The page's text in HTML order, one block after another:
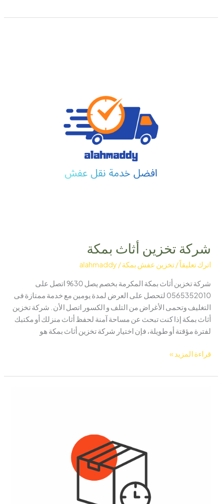
شركة تخزين أثاث بمكة
اترك تعليقاً/تخزين عفش بمكة/
alahmaddy
شركة تخزين أثاث بمكة المكرمة بخصم يصل 30% اتصل على
0565352010 لتحصل على العرض لمدة يومين مع خدمة ممتازة فى
التغليف وتحمى الأغراض من التلف و الكسور اتصل الأن. شركة تخزين
أثاث بمكة إذا كنت تبحث عن مساحة آمنة لحفظ أثاث منزلك أو مكتبك
لفترة مؤقتة أو طويلة، فإن اختيار شركة تخزين أثاث بمكة هو
قراءة المزيد »